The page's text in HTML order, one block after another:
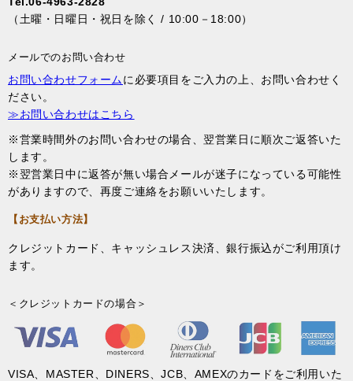
（土曜・日曜日・祝日を除く / 10:00－18:00）
メールでのお問い合わせ
お問い合わせフォームに必要項目をご入力の上、お問い合わせく
ださい。
≫お問い合わせはこちら
※営業時間外のお問い合わせの場合、翌営業日に順次ご返答いた
します。
※翌営業日中に返答が無い場合メールが迷子になっている可能性
がありますので、再度ご連絡をお願いいたします。
【お支払い方法】
クレジットカード、キャッシュレス決済、銀行振込がご利用頂け
ます。
＜クレジットカードの場合＞
VISA、MASTER、DINERS、JCB、AMEXのカードをご利用いた